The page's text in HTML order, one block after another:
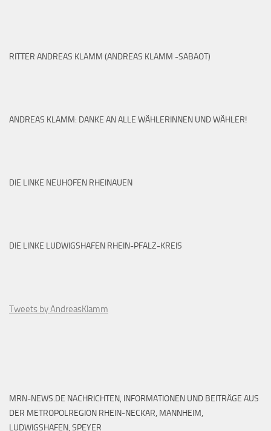
RITTER ANDREAS KLAMM (ANDREAS KLAMM -SABAOT)
ANDREAS KLAMM: DANKE AN ALLE WÄHLERINNEN UND WÄHLER!
DIE LINKE NEUHOFEN RHEINAUEN
DIE LINKE LUDWIGSHAFEN RHEIN-PFALZ-KREIS
Tweets by AndreasKlamm
MRN-NEWS.DE NACHRICHTEN, INFORMATIONEN UND BEITRÄGE AUS
DER METROPOLREGION RHEIN-NECKAR, MANNHEIM,
LUDWIGSHAFEN, SPEYER